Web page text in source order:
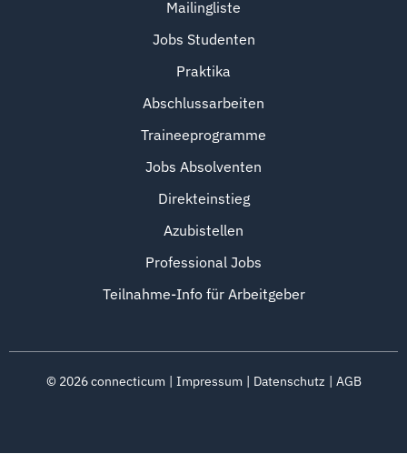
Mailingliste
Jobs Studenten
Praktika
Abschlussarbeiten
Traineeprogramme
Jobs Absolventen
Direkteinstieg
Azubistellen
Professional Jobs
Teilnahme-Info für Arbeitgeber
© 2026connecticum Impressum Datenschutz AGB